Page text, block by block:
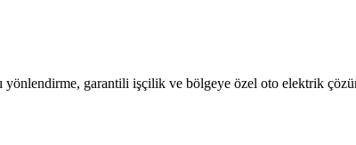
yönlendirme, garantili işçilik ve bölgeye özel oto elektrik